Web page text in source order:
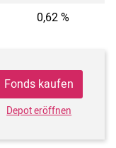
0,62 %
Fonds kaufen
Depot eröffnen